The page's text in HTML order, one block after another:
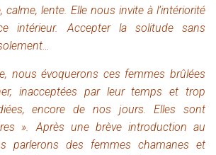
calme, lente. Elle nous invite à l’intériorité
intérieur. Accepter la solitude sans
nous évoquerons ces femmes brûlées
inacceptées par leur temps et trop
encore de nos jours. Elles sont
». Après une brève introduction au
parlerons des femmes chamanes et